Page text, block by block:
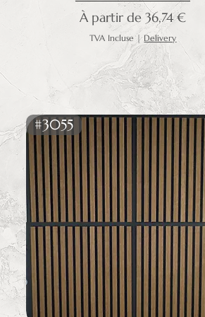
À partir de36,74 €
Prix promotionnel
TVA Incluse | Delivery
#3055